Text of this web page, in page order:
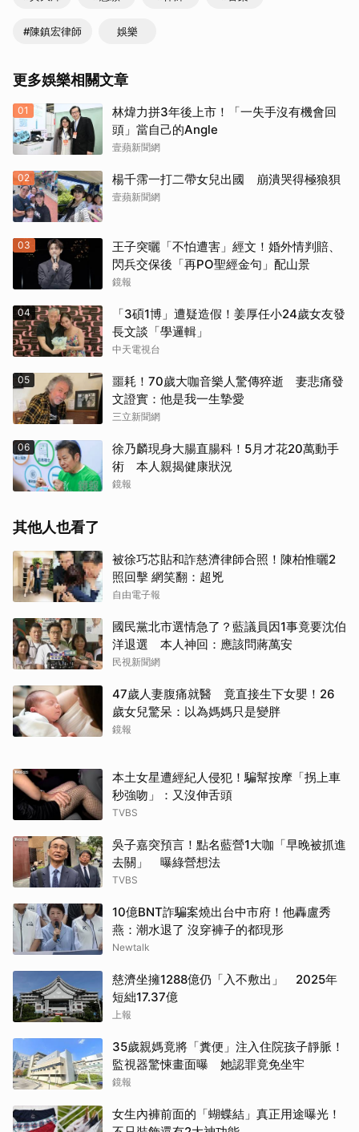
#陳鎮宏律師 娛樂
更多娛樂相關文章
01
林煒力拼3年後上市！「一失手沒有機會回
頭」當自己的Angle
壹蘋新聞網
02 楊千霈一打二帶女兒出國 崩潰哭得極狼狽
壹蘋新聞網
03
王子突曬「不怕遭害」經文！婚外情判賠、
閃兵交保後「再PO聖經金句」配山景
鏡報
04
「3碩1博」遭疑造假！姜厚任小24歲女友發
長文談「學邏輯」
中天電視台
05
噩耗！70歲大咖音樂人驚傳猝逝 妻悲痛發
文證實：他是我一生摯愛
三立新聞網
06
徐乃麟現身大腸直腸科！5月才花20萬動手
術 本人親揭健康狀況
鏡報
其他人也看了
被徐巧芯貼和詐慈濟律師合照！陳柏惟曬2
照回擊 網笑翻：超兇
自由電子報
國民黨北市選情急了？藍議員因1事竟要沈伯
洋退選 本人神回：應該問蔣萬安
民視新聞網
47歲人妻腹痛就醫 竟直接生下女嬰！26
歲女兒驚呆：以為媽媽只是變胖
鏡報
本土女星遭經紀人侵犯！騙幫按摩「拐上車
秒強吻」：又沒伸舌頭
TVBS
吳子嘉突預言！點名藍營1大咖「早晚被抓進
去關」 曝綠營想法
TVBS
10億BNT詐騙案燒出台中市府！他轟盧秀
燕：潮水退了 沒穿褲子的都現形
Newtalk
慈濟坐擁1288億仍「入不敷出」 2025年
短絀17.37億
上報
35歲親媽竟將「糞便」注入住院孩子靜脈！
監視器驚悚畫面曝 她認罪竟免坐牢
鏡報
女生內褲前面的「蝴蝶結」真正用途曝光！